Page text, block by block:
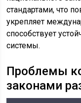
стандартами, что
укрепляет
способствует
системы.
Проблемы
законами